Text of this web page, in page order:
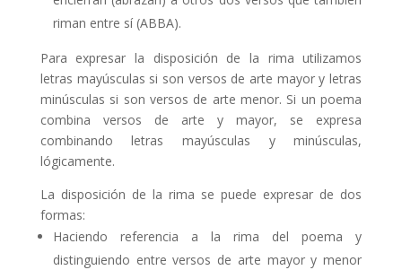
riman entre sí (ABBA).
Para expresar la disposición de la rima utilizamos
letras mayúsculas si son versos de arte mayor y letras
minúsculas si son versos de arte menor. Si un poema
combina versos de arte y mayor, se expresa
combinando letras mayúsculas y minúsculas,
lógicamente.
La disposición de la rima se puede expresar de dos
formas:
Haciendo referencia a la rima del poema y
distinguiendo entre versos de arte mayor y menor